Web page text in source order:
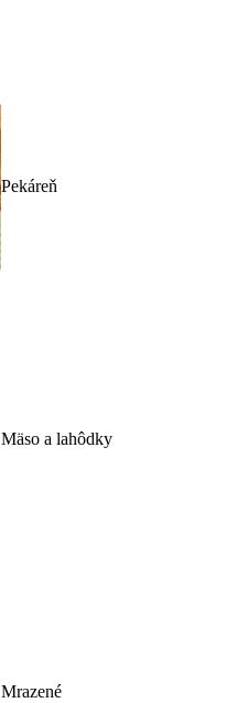
Pekáreň
Mäso a lahôdky
Mrazené